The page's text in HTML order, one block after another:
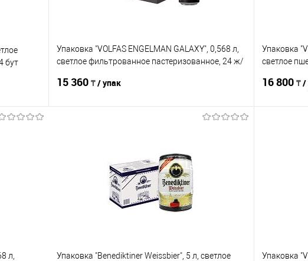
бут
Упаковка "VOLFAS ENGELMAN GALAXY", 0,568 л,
светлое фильтрованное пастеризованное, 24 ж/
15 360 ₸ / упак
В избранное
В наличии
Упаковка
светлое
16 800 ₸ /
л,
Упаковка "Benediktiner Weissbier", 5 л, светлое
Упаковка